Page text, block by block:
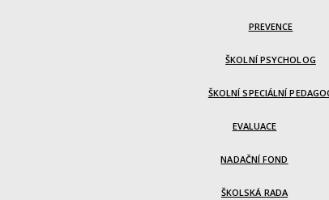
PREVENCE
ŠKOLNÍ PSYCHOLOG
ŠKOLNÍ SPECIÁLNÍ
EVALUACE
NADAČNÍ FOND
ŠKOLSKÁ RADA